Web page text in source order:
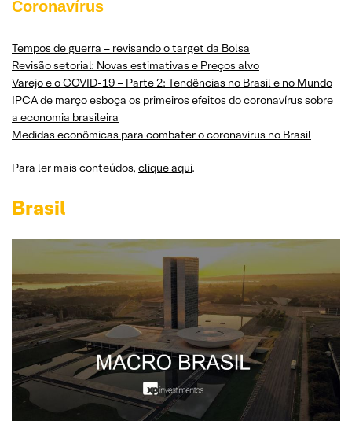
Coronavírus
Tempos de guerra – revisando o target da Bolsa
Revisão setorial: Novas estimativas e Preços alvo
Varejo e o COVID-19 – Parte 2: Tendências no Brasil e no Mundo
IPCA de março esboça os primeiros efeitos do coronavírus sobre
a economia brasileira
Medidas econômicas para combater o coronavirus no Brasil
Para ler mais conteúdos, clique aqui.
Brasil